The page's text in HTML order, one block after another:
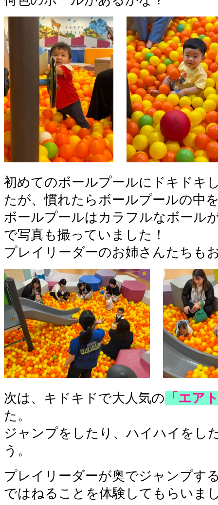
初めてのボールプールにドキドキ
たが、慣れたらボールプールの中
ボールプールはカラフルなボール
で写真も撮っていました！
プレイリーダーのお姉さんたちも
次は、キドキドで大人気の 「エア
た。
ジャンプをしたり、ハイハイをし
う。
プレイリーダーが奥でジャンプす
ではねることを体験してもらいま